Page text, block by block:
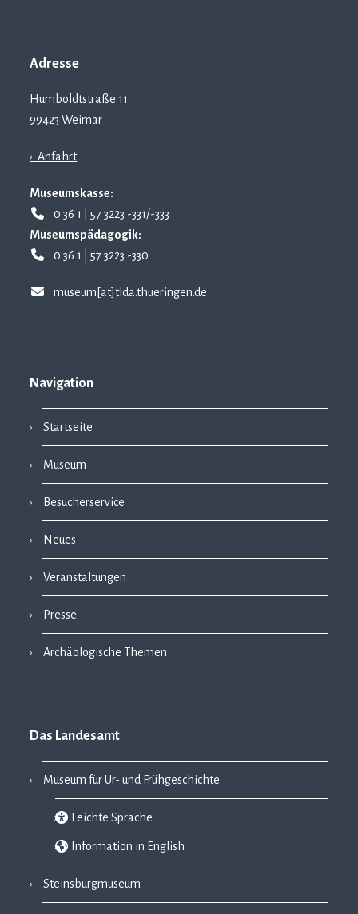
Adresse
Humboldtstraße 11
99423 Weimar
› Anfahrt
Museumskasse:
0 36 1 | 57 3223 -331/-333
Museumspädagogik:
0 36 1 | 57 3223 -330
museum[at]tlda.thueringen.de
Navigation
Startseite
Museum
Besucherservice
Neues
Veranstaltungen
Presse
Archäologische Themen
Das Landesamt
Museum für Ur- und Frühgeschichte
Leichte Sprache
Information in English
Steinsburgmuseum